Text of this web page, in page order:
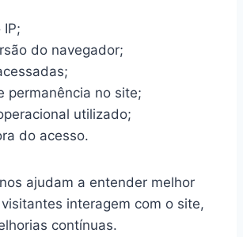
IP;
do navegador;
permanência no site;
utilizado;
do acesso.
ajudam a entender melhor
interagem com o site,
contínuas.